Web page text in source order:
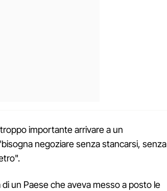
importante arrivare a un
negoziare senza stancarsi, senza
un Paese che aveva messo a posto le